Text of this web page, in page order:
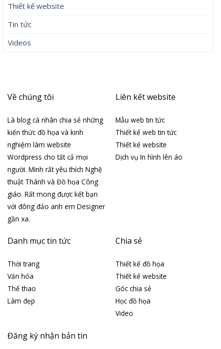
Thiết kế website
Tin tức
Videos
Về chúng tôi
Là blog cá nhân chia sẻ những
kiến thức đồ họa và kinh
nghiệm làm website
Wordpress cho tất cả mọi
người. Mình rất yêu thích Nghệ
thuật Thánh và Đồ họa Công
giáo. Rất mong được kết bạn
với đông đảo anh em Designer
gần xa.
Liên kết website
Mẫu web tin tức
Thiết kế web tin tức
Thiết kế website
Dịch vụ In hình lên áo
Danh mục tin tức
Thời trang
Văn hóa
Thể thao
Làm đẹp
Chia sẻ
Thiết kế đồ họa
Thiết kế website
Góc chia sẻ
Học đồ họa
Video
Đăng ký nhận bản tin